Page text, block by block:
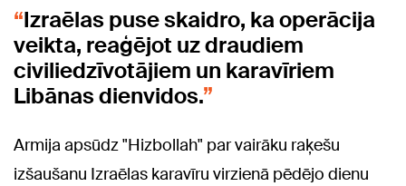
Izraēlas puse skaidro, ka operācija
veikta, reaģējot uz draudiem
civiliedzīvotājiem un karavīriem
Libānas dienvidos.
Armija apsūdz "Hizbollah" par vairāku raķešu
izšaušanu Izraēlas karavīru virzienā pēdējo dienu